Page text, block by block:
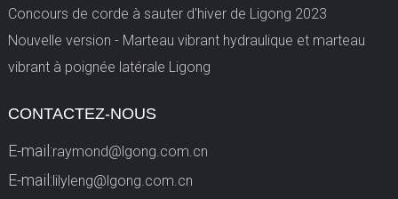
Concours de corde à sauter d'hiver de Ligong 2023
Nouvelle version - Marteau vibrant hydraulique et marteau
vibrant à poignée latérale Ligong
CONTACTEZ-NOUS
E-mail:raymond@lgong.com.cn
E-mail:lilyleng@lgong.com.cn